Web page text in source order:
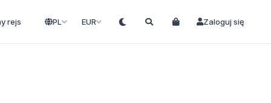
rejs PL EUR Zaloguj się